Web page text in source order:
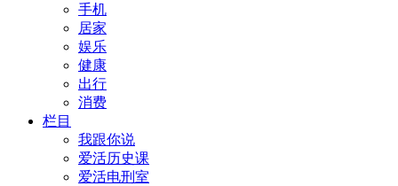
手机
居家
娱乐
健康
出行
消费
栏目
我跟你说
爱活历史课
爱活电刑室